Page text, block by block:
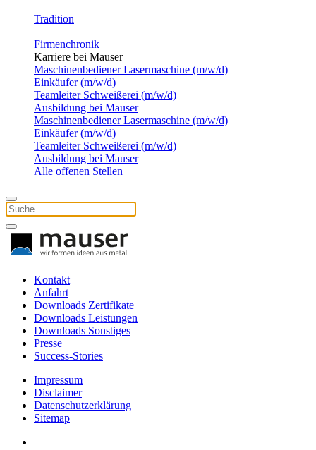
Tradition
Firmenchronik
Karriere bei Mauser
Maschinenbediener Lasermaschine (m/w/d)
Einkäufer (m/w/d)
Teamleiter Schweißerei (m/w/d)
Ausbildung bei Mauser
Maschinenbediener Lasermaschine (m/w/d)
Einkäufer (m/w/d)
Teamleiter Schweißerei (m/w/d)
Ausbildung bei Mauser
Alle offenen Stellen
Kontakt
Anfahrt
Downloads Zertifikate
Downloads Leistungen
Downloads Sonstiges
Presse
Success-Stories
Impressum
Disclaimer
Datenschutzerklärung
Sitemap